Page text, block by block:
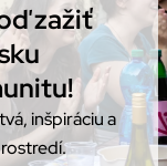
zažiť
inšpiráciu a